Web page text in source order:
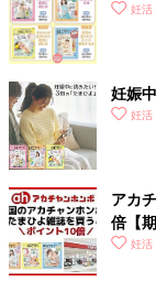
妊活
妊娠
妊活
アカ
倍【
妊活